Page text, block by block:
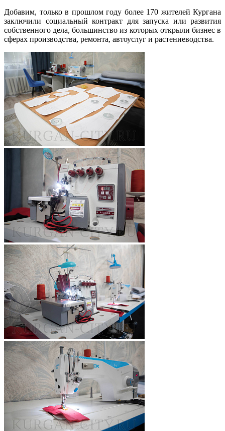
Добавим, только в прошлом году более 170 жителей Кургана
заключили социальный контракт для запуска или развития
собственного дела, большинство из которых открыли бизнес в
сферах производства, ремонта, автоуслуг и растениеводства.